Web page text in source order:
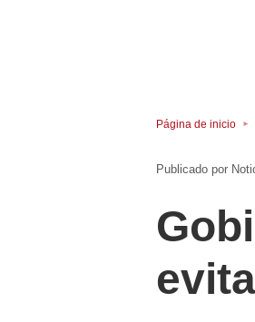
Página de inicio